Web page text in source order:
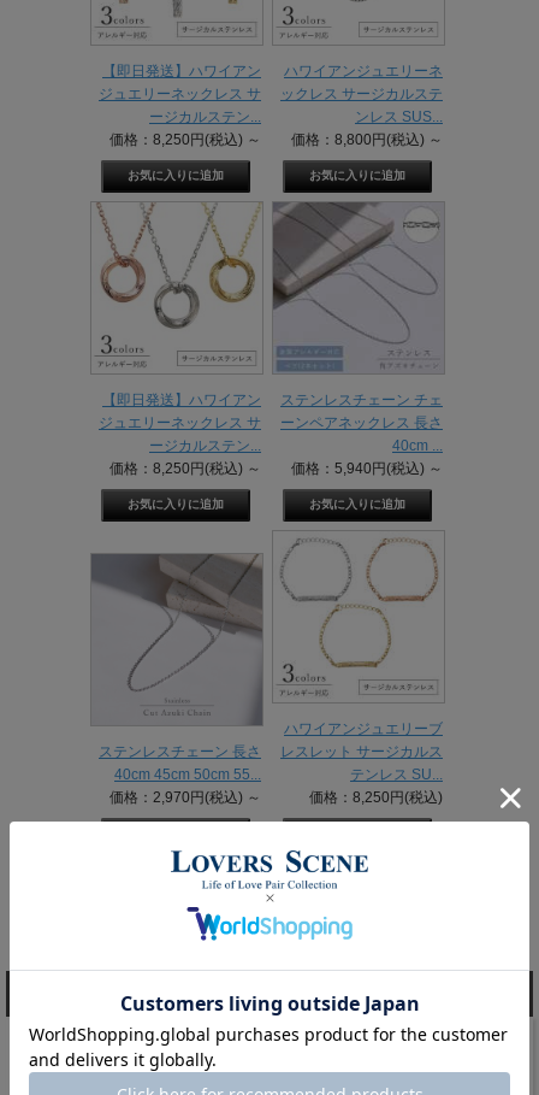
【即日発送】ハワイアン
ジュエリーネックレス サ
ージカルステン...
価格：8,250円(税込) ～
ハワイアンジュエリーネ
ックレス サージカルステ
ンレス SUS...
価格：8,800円(税込) ～
【即日発送】ハワイアン
ジュエリーネックレス サ
ージカルステン...
価格：8,250円(税込) ～
ステンレスチェーン チェ
ーンペアネックレス 長さ
40cm ...
価格：5,940円(税込) ～
ステンレスチェーン 長さ
40cm 45cm 50cm 55...
価格：2,970円(税込) ～
ハワイアンジュエリーブ
レスレット サージカルス
テンレス SU...
価格：8,250円(税込)
1 / 1ページ（全6件）
キーワード検索